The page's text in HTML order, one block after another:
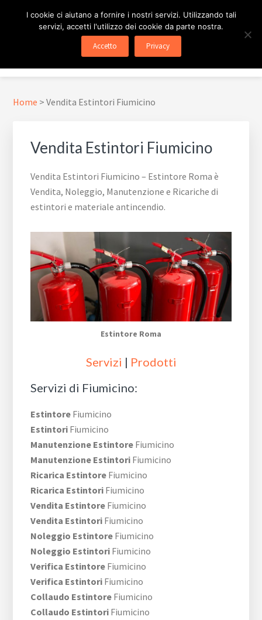
pagina
ESTINTORE ROMA
In Tutta Roma E Provincia
Menu
Home >Vendita Estintori Fiumicino
Vendita Estintori Fiumicino
Vendita Estintori Fiumicino – Estintore Roma è
Vendita, Noleggio, Manutenzione e Ricariche di
estintori e materiale antincendio.
Estintore Roma
Servizi | Prodotti
Servizi di Fiumicino:
Estintore Fiumicino
Estintori Fiumicino
Manutenzione Estintore Fiumicino
Manutenzione Estintori Fiumicino
Ricarica Estintore Fiumicino
Ricarica Estintori Fiumicino
Vendita Estintore Fiumicino
Vendita Estintori Fiumicino
Noleggio Estintore Fiumicino
Noleggio Estintori Fiumicino
Verifica Estintore Fiumicino
Verifica Estintori Fiumicino
Collaudo Estintore Fiumicino
Collaudo Estintori Fiumicino
I cookie ci aiutano a fornire i nostri servizi. Utilizzando tali
servizi, accetti l'utilizzo dei cookie da parte nostra.
Accetto Privacy